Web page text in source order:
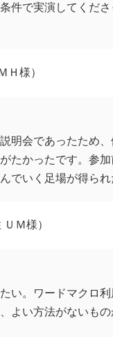
件で実演してくだ
様）
明会であったため
たかったです。参
でいく足場が得られ
Ｍ様）
い。ワードマクロ
よい方法がないもの